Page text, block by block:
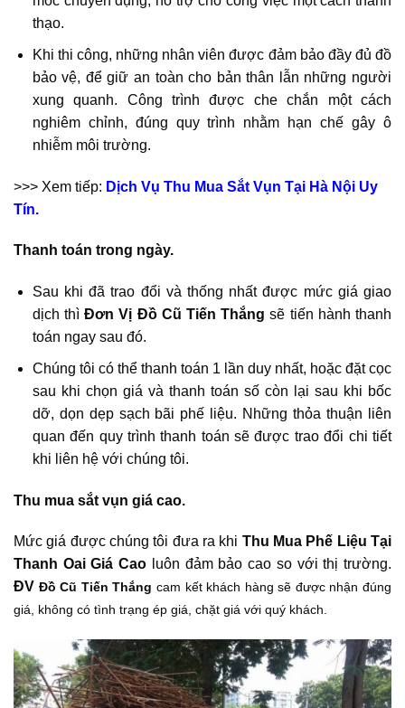
thạo.
Khi thi công, những nhân viên được đảm bảo đầy đủ đồ
bảo vệ, để giữ an toàn cho bản thân lẫn những người
xung quanh. Công trình được che chắn một cách
nghiêm chỉnh, đúng quy trình nhằm hạn chế gây ô
nhiễm môi trường.
>>> Xem tiếp: Dịch Vụ Thu Mua Sắt Vụn Tại Hà Nội Uy
Tín.
Thanh toán trong ngày.
Sau khi đã trao đổi và thống nhất được mức giá giao
dịch thìĐơn Vị Đồ Cũ Tiến Thắng sẽ tiến hành thanh
toán ngay sau đó.
Chúng tôi có thể thanh toán 1 lần duy nhất, hoặc đặt cọc
sau khi chọn giá và thanh toán số còn lại sau khi bốc
dỡ, dọn dẹp sạch bãi phế liệu. Những thỏa thuận liên
quan đến quy trình thanh toán sẽ được trao đổi chi tiết
khi liên hệ với chúng tôi.
Thu mua sắt vụn giá cao.
Mức giá được chúng tôi đưa ra khi Thu Mua Phế Liệu Tại
Thanh Oai Giá Cao luôn đảm bảo cao so với thị trường.
ĐV Đồ Cũ Tiến Thắng cam kết khách hàng sẽ được nhận đúng
giá, không có tình trạng ép giá, chặt giá với quý khách.